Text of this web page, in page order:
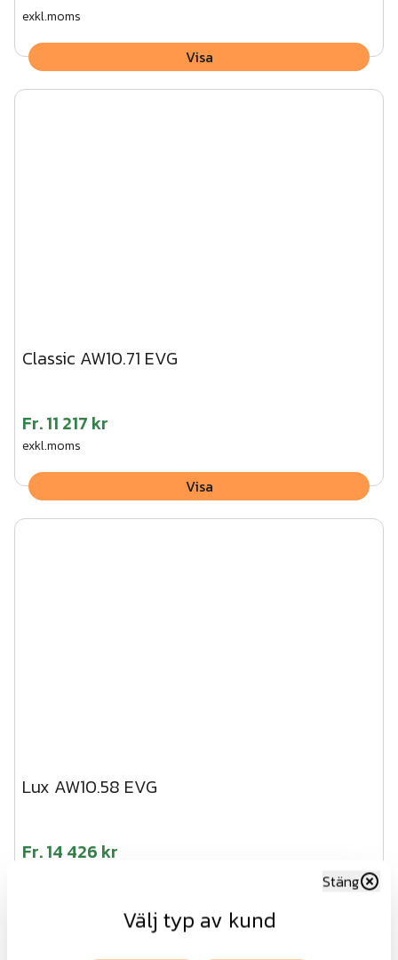
exkl.moms
Visa
Classic AW10.71 EVG
Fr.11 217 kr
exkl.moms
Visa
Lux AW10.58 EVG
Fr.14 426 kr
Visa
Välj typ av kund
Stäng